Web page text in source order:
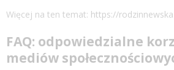
Więcej na ten temat: https://
FAQ: odpowiedzialne
mediów